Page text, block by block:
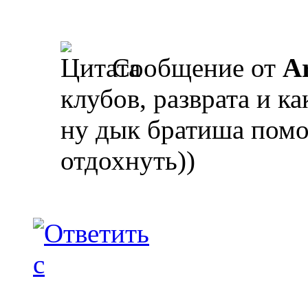
Сообщение от
клубов, разврата и
ну дык братиша
отдохнуть))